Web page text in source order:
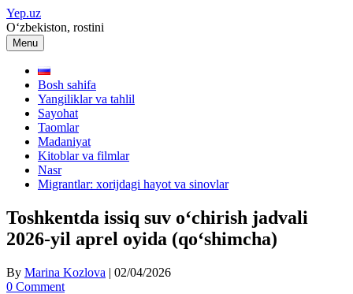
Skip
to
content
Yep.uz
O‘zbekiston, rostini
Menu
Bosh sahifa
Yangiliklar va tahlil
Sayohat
Taomlar
Madaniyat
Kitoblar va filmlar
Nasr
Migrantlar: xorijdagi hayot va sinovlar
Toshkentda issiq suv o‘chirish jadvali
2026-yil aprel oyida (qo‘shimcha)
By Marina Kozlova | 02/04/2026
0 Comment